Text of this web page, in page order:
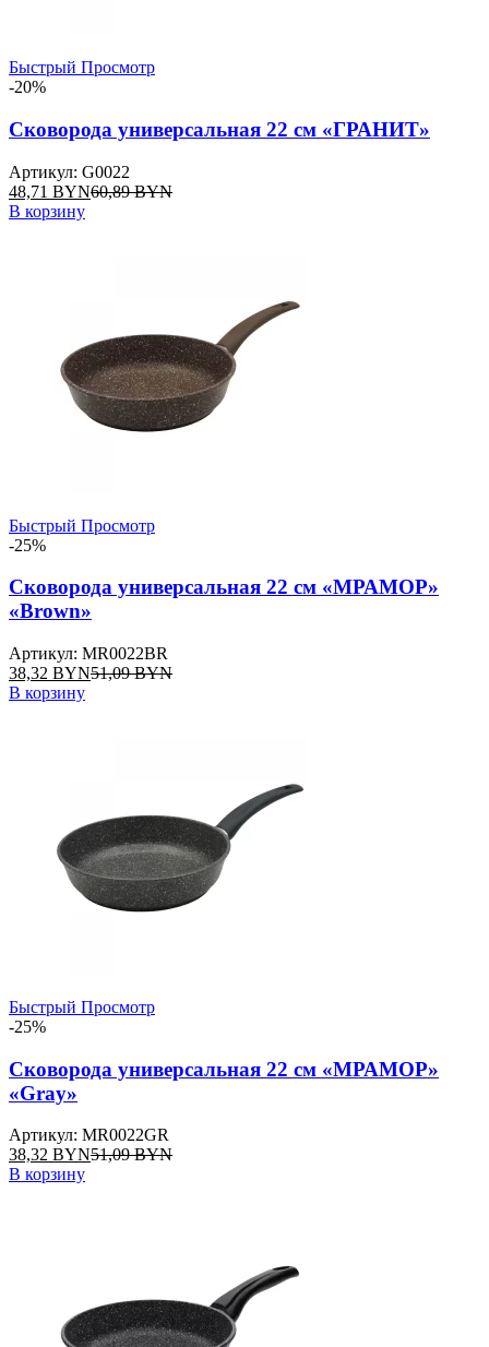
Быстрый Просмотр
-20%
Сковорода универсальная 22 см «ГРАНИТ»
Артикул: G0022
48,71 BYN60,89BYN
В корзину
Быстрый Просмотр
-25%
Сковорода универсальная 22 см «МРАМОР»
«Brown»
Артикул: MR0022BR
38,32 BYN51,09BYN
В корзину
Быстрый Просмотр
-25%
Сковорода универсальная 22 см «МРАМОР»
«Gray»
Артикул: MR0022GR
38,32 BYN51,09BYN
В корзину